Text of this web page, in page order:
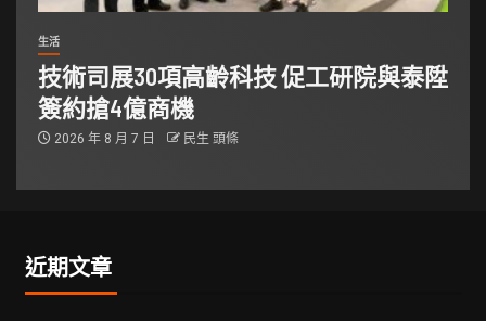
生活
技術司展30項高齡科技 促工研院與泰陞
簽約搶4億商機
2026 年 8 月 7 日 民生 頭條
近期文章